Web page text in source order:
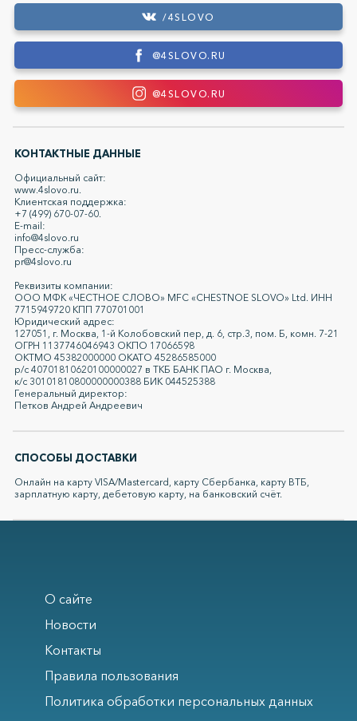
/4SLOVO
@4SLOVO.RU
@4SLOVO.RU
КОНТАКТНЫЕ ДАННЫЕ
Официальный сайт:
www.4slovo.ru.
Клиентская поддержка:
+7 (499) 670-07-60.
E-mail:
info@4slovo.ru
Пресс-служба:
pr@4slovo.ru
Реквизиты компании:
ООО МФК «ЧЕСТНОЕ СЛОВО» MFC «CHESTNOE SLOVO» Ltd. ИНН
7715949720 КПП 770701001
Юридический адрес:
127051, г. Москва, 1-й Колобовский пер, д. 6, стр.3, пом. Б, комн. 7-21
ОГРН 1137746046943 ОКПО 17066598
ОКТМО 45382000000 ОКАТО 45286585000
р/с 40701810620100000027 в ТКБ БАНК ПАО г. Москва,
к/с 30101810800000000388 БИК 044525388
Генеральный директор:
Петков Андрей Андреевич
СПОСОБЫ ДОСТАВКИ
Онлайн на карту VISA/Mastercard, карту Сбербанка, карту ВТБ,
зарплатную карту, дебетовую карту, на банковский счёт.
О сайте
Новости
Контакты
Правила пользования
Политика обработки персональных данных